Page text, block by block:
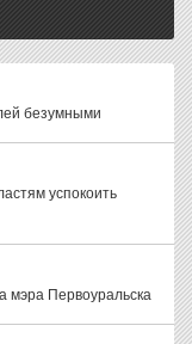
безумными
успокоить
мэра Первоуральска